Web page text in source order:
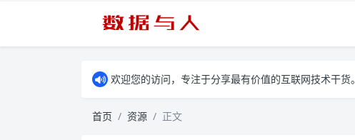
欢迎您的访问，专注于分享最有价值的互联网技术干货。
首页 资源 正文